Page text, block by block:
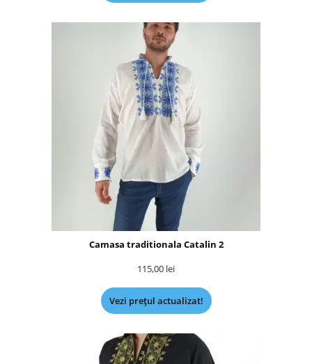
Camasa traditionala Catalin 2
115,00 lei
Vezi prețul actualizat!